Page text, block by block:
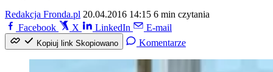
Redakcja Fronda.pl 20.04.2016 14:15 6 min czytania
Facebook
X LinkedIn E-mail
Kopiuj link Skopiowano Komentarze